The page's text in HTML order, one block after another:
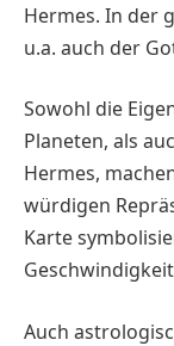
Hermes. In der
u.a. auch der
Sowohl die
Planeten, als
Hermes,
würdigen
Karte
Auch